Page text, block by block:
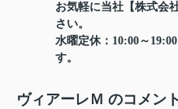
お気軽に当社【株式会
さい。
水曜定休：10:00～
す。
ヴィアーレＭ のコメン